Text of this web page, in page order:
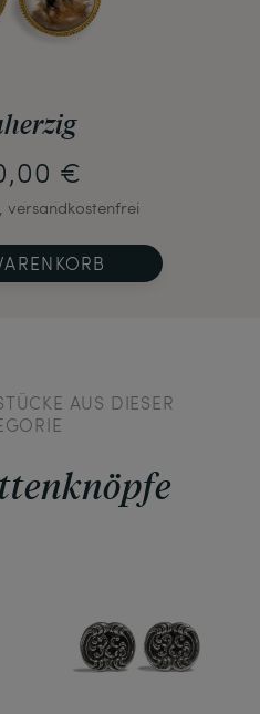
€
versandkostenfrei
AUS DIESER